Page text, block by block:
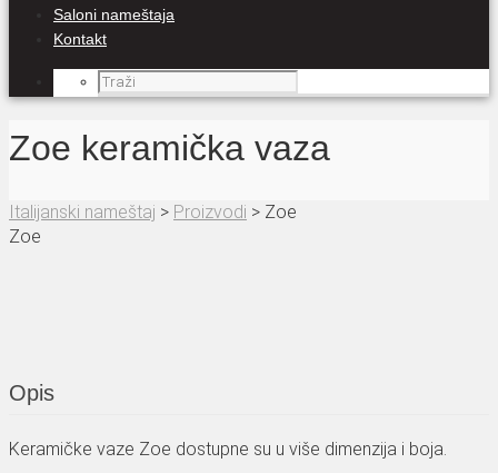
Saloni nameštaja
Kontakt
Zoe keramička vaza
Italijanski nameštaj > Proizvodi > Zoe
Zoe
Opis
Keramičke vaze Zoe dostupne su u više dimenzija i boja.